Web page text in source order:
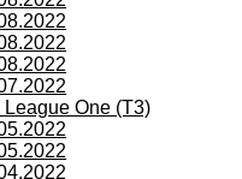
One (T3)